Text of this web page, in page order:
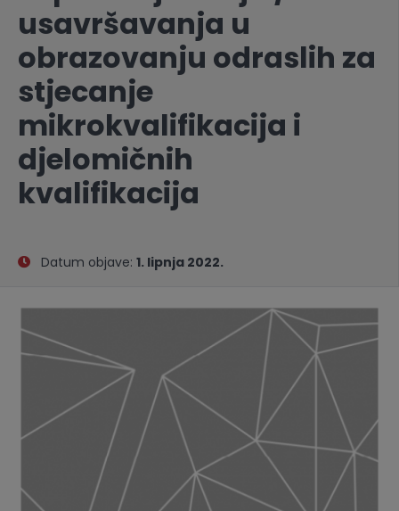
usavršavanja u
obrazovanju odraslih za
stjecanje
mikrokvalifikacija i
djelomičnih
kvalifikacija
Datum objave: 1. lipnja 2022.